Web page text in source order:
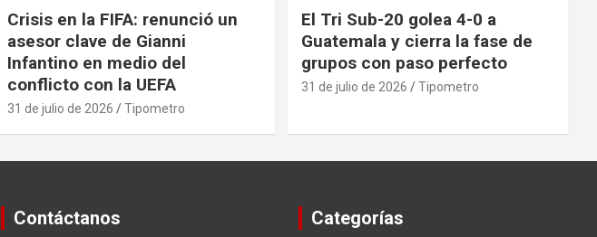
Crisis en la FIFA: renunció un
asesor clave de Gianni
Infantino en medio del
conflicto con la UEFA
31 de julio de 2026 Tipometro
El Tri Sub-20 golea 4-0 a
Guatemala y cierra la fase de
grupos con paso perfecto
31 de julio de 2026 Tipometro
Contáctanos Categorías